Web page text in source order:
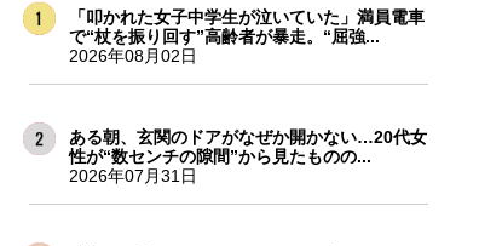
「叩かれた女子中学生が泣いていた」満員電車
で“杖を振り回す”高齢者が暴走。“屈強...
2026年08月02日
ある朝、玄関のドアがなぜか開かない…20代女
性が“数センチの隙間”から見たものの...
2026年07月31日